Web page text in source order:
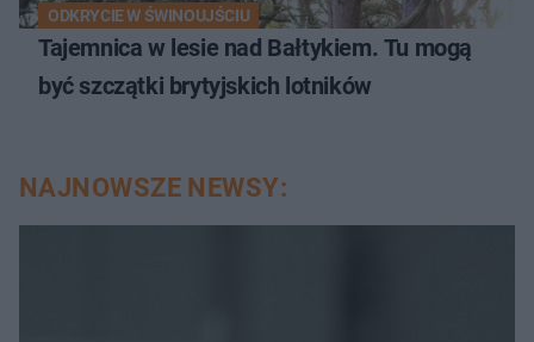
ODKRYCIE W ŚWINOUJŚCIU
Tajemnica w lesie nad Bałtykiem. Tu mogą
być szczątki brytyjskich lotników
NAJNOWSZE NEWSY: